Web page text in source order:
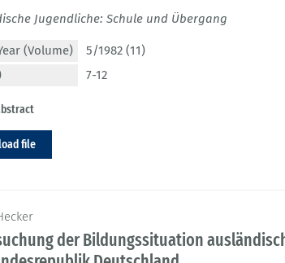
Jugendliche: Schule und Übergang
(Volume)
5/1982 (11)
7-12
file
der Bildungssituation